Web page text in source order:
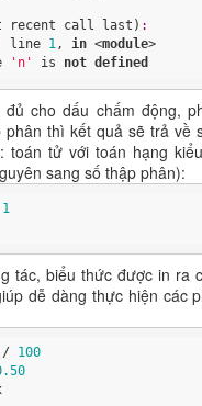
recent call last) :
line 1, in <module>
'n' is not defined
đủ cho dấu chấm động,
phân thì kết quả sẽ trả về
toán tử với toán hạng
sang số thập phân):
1
tác, biểu thức được in ra
dễ dàng thực hiện các
100
price * tax